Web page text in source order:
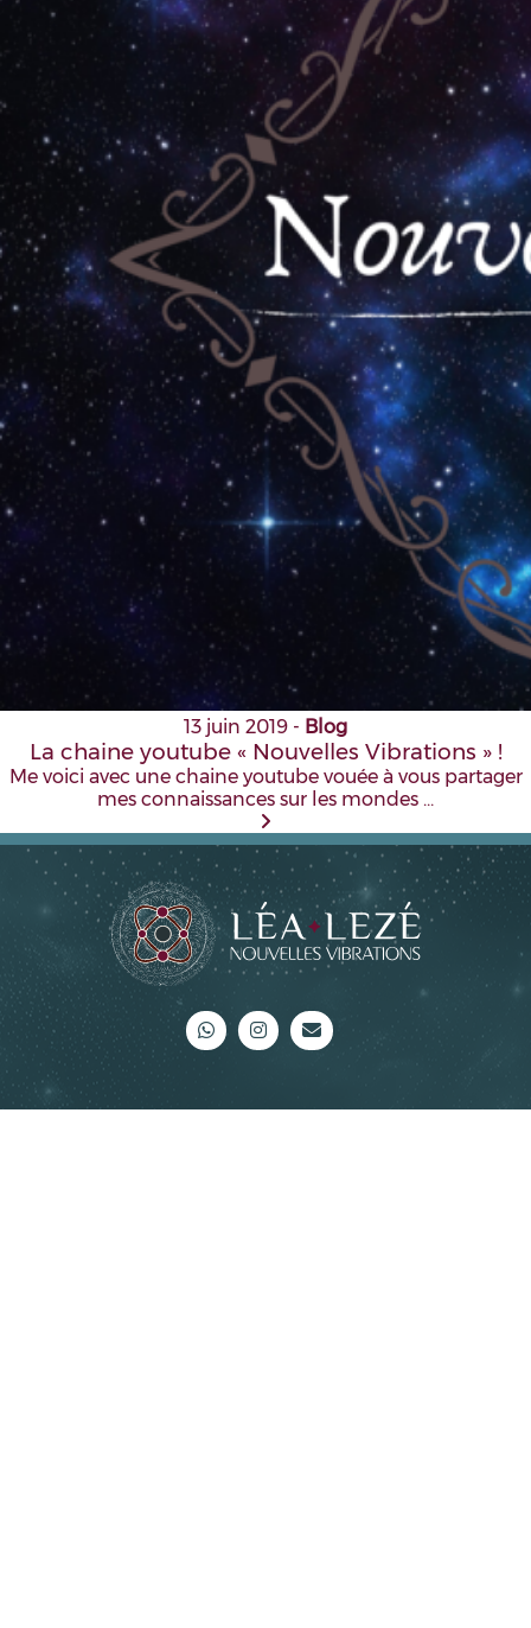
13 juin 2019 - Blog
La chaine youtube « Nouvelles Vibrations » !
Me voici avec une chaine youtube vouée à vous partager
mes connaissances sur les mondes …